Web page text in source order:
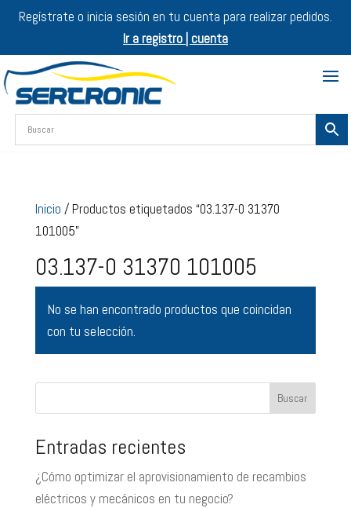
Regístrate o inicia sesión en tu cuenta para realizar pedidos.
Ir a registro | cuenta
Inicio / Productos etiquetados “03.137-0 31370
101005”
03.137-0 31370 101005
No se han encontrado productos que coincidan
con tu selección.
Buscar
Entradas recientes
¿Cómo optimizar el aprovisionamiento de recambios
eléctricos y mecánicos en tu negocio?